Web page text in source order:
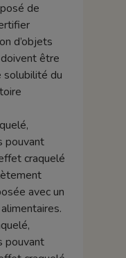
de
d’objets
être
solubilité du
pouvant
craquelé
avec un
pouvant